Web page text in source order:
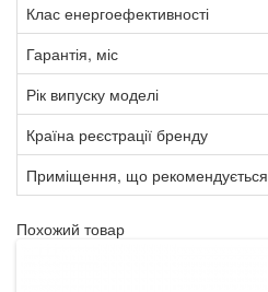
Клас енергоефективності
Гарантія, міс
Рік випуску моделі
Країна реєстрації бренду
Приміщення, що рекомендується
Похожий товар